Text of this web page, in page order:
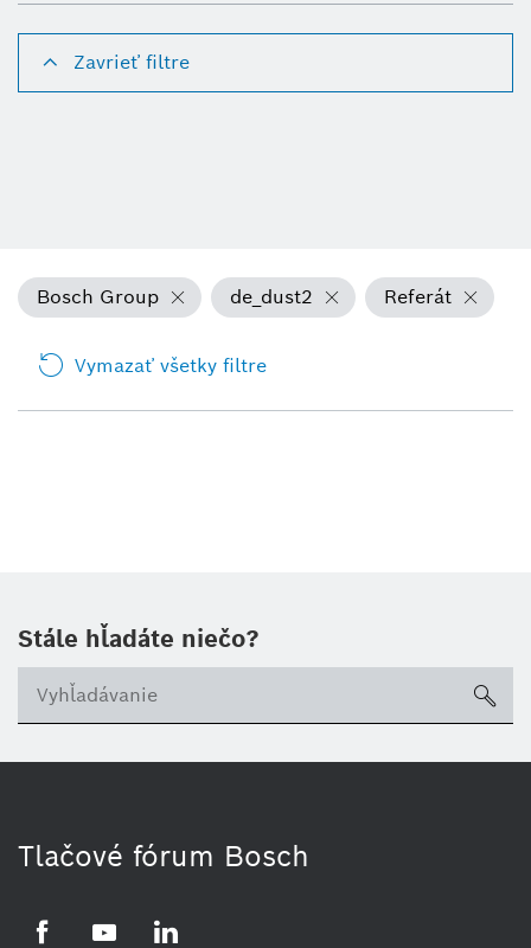
Zavrieť filtre
Bosch Group de_dust2 Referát
Vymazať všetky filtre
Stále hľadáte niečo?
Tlačové fórum Bosch